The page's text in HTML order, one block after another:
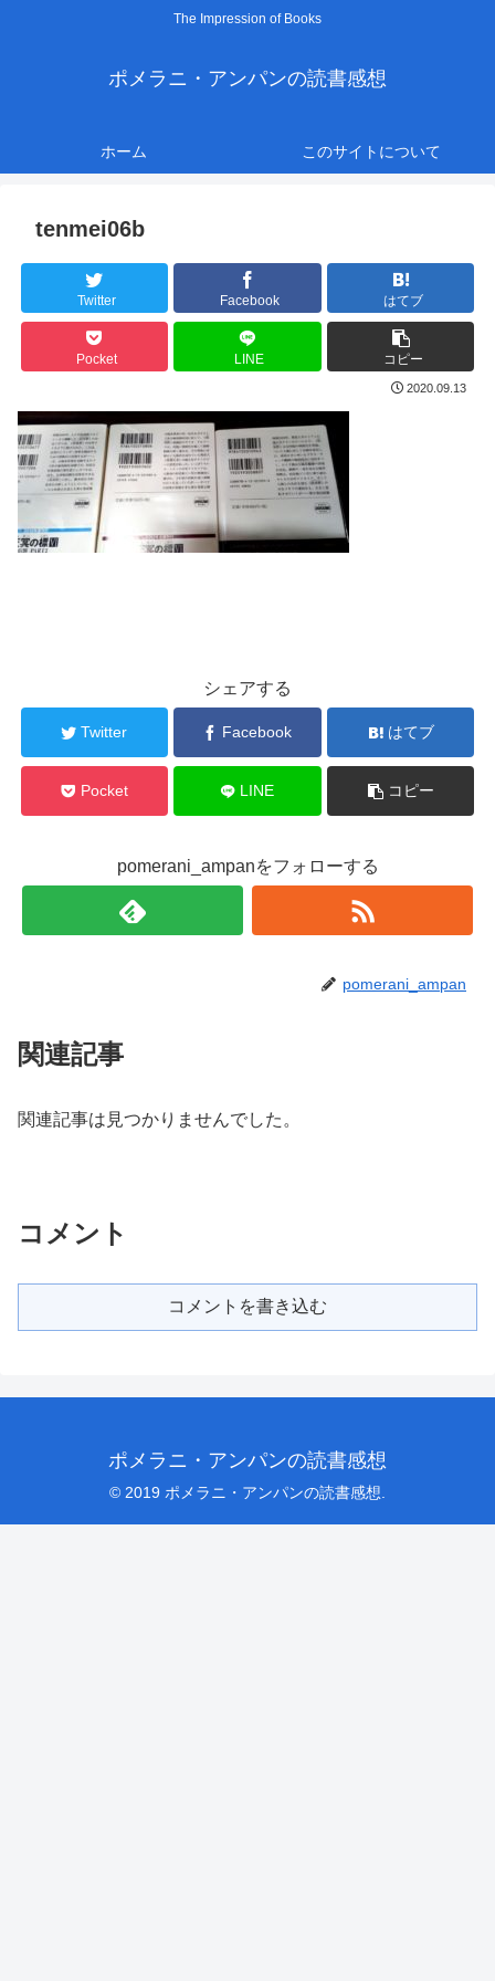
The Impression of Books
ポメラニ・アンパンの読書感想
ホーム このサイトについて
tenmei06b
Twitter Facebook はてブ
Pocket LINE コピー
2020.09.13
シェアする
Twitter Facebook はてブ
Pocket LINE コピー
pomerani_ampanをフォローする
pomerani_ampan
関連記事
関連記事は見つかりませんでした。
コメント
コメントを書き込む
ポメラニ・アンパンの読書感想
© 2019 ポメラニ・アンパンの読書感想.